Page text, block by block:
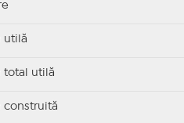
utilă
total utilă
construită